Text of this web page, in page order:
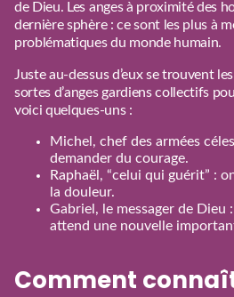
de Dieu. Les anges à proximité des
dernière sphère : ce sont les plus à
problématiques du monde humain.
Juste au-dessus d’eux se trouvent
sortes d’anges gardiens collectifs
voici quelques-uns :
Michel, chef des armées
demander du courage.
Raphaël, “celui qui guérit” :
la douleur.
Gabriel, le messager de
attend une nouvelle
Comment